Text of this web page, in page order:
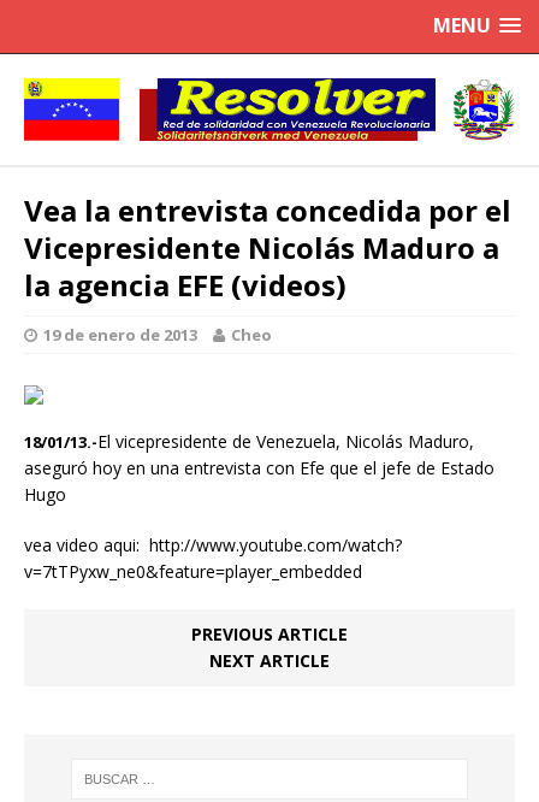
MENU
Vea la entrevista concedida por el
Vicepresidente Nicolás Maduro a
la agencia EFE (videos)
19 de enero de 2013 Cheo
18/01/13.-El vicepresidente de Venezuela, Nicolás Maduro,
aseguró hoy en una entrevista con Efe que el jefe de Estado
Hugo
vea video aqui: http://www.youtube.com/watch?
v=7tTPyxw_ne0&feature=player_embedded
PREVIOUS ARTICLE
NEXT ARTICLE